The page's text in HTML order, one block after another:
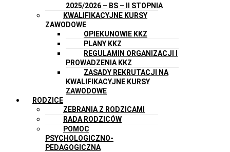
2025/2026 – BS – II STOPNIA
KWALIFIKACYJNE KURSY
ZAWODOWE
OPIEKUNOWIE KKZ
PLANY KKZ
REGULAMIN ORGANIZACJI I
PROWADZENIA KKZ
ZASADY REKRUTACJI NA
KWALIFIKACYJNE KURSY
ZAWODOWE
RODZICE
ZEBRANIA Z RODZICAMI
RADA RODZICÓW
POMOC
PSYCHOLOGICZNO-
PEDAGOGICZNA